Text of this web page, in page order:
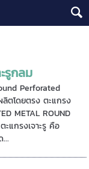
รูกลม
Perforated
ตโดยตรง ตะแกรง
METAL ROUND
ะแกรงเจาะรู คือ